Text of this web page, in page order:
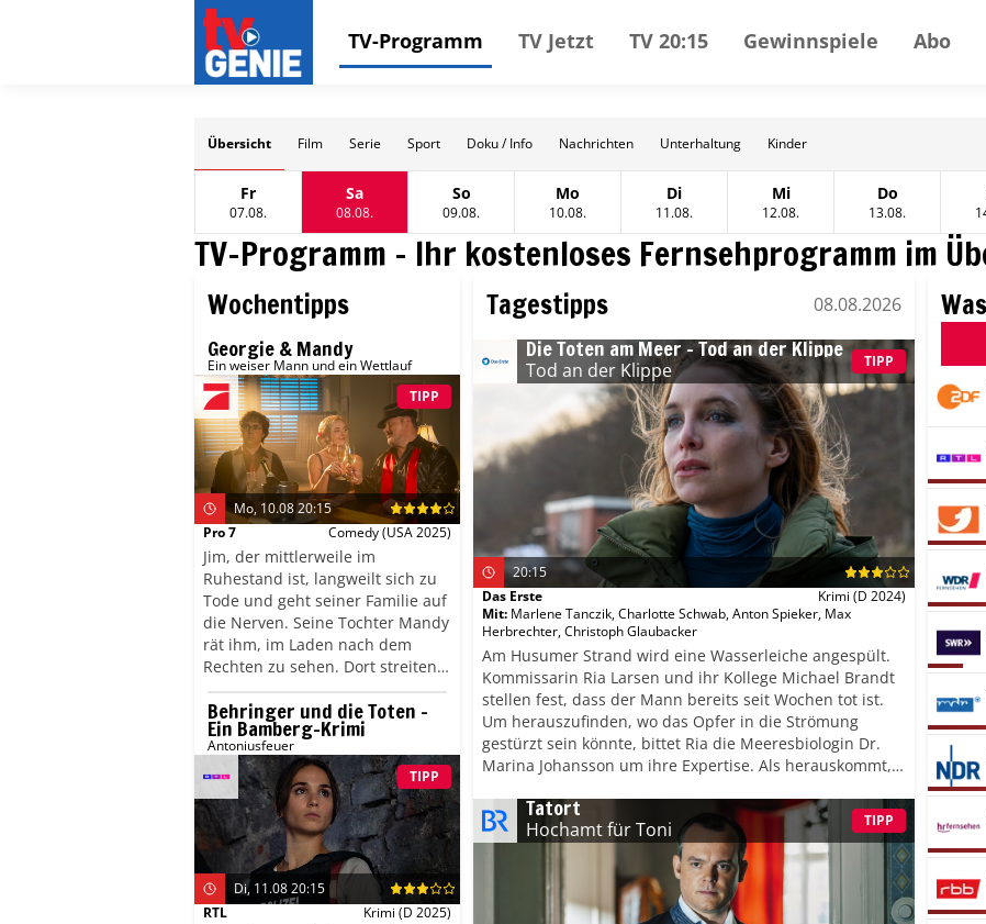
TV-Programm TV Jetzt TV 20:15 Gewinnspiele Abo
Übersicht Film Serie Sport Doku / Info Nachrichten Unterhaltung Kinder
Freitag, 07 August
Fr
07.08. Samstag, 08 August
Sa
08.08. Sonntag, 09 August
So
09.08. Montag, 10 August
Mo
10.08. Dienstag, 11 August
Di
11.08. Mittwoch, 12 August
Mi
12.08. Donnerstag,
Do
13.08.
TV-Programm - Ihr kostenloses Fernsehprogramm im
Wochentipps
Georgie & Mandy
Ein weiser Mann und ein Wettlauf
TIPP
Mo, 10.08 20:15
Pro 7
Comedy (USA 2025)
Jim, der mittlerweile im
Ruhestand ist, langweilt sich zu
Tode und geht seiner Familie auf
die Nerven. Seine Tochter Mandy
rät ihm, im Laden nach dem
Rechten zu sehen. Dort streiten
Georgie und Ruben über die
richtige Strategie: Ruben will
sparen, Georgie investieren. Ob
die frischgebackenen Partner mit
Jims Hilfe einen Kompromiss
finden werden?
Behringer und die Toten –
Ein Bamberg-Krimi
Antoniusfeuer
TIPP
Di, 11.08 20:15
RTL
Krimi (D 2025)
Tagestipps
Samstag, 08 August 08.08.2026
Die Toten am Meer – Tod an der Klippe
Tod an der Klippe TIPP
20:15
Das Erste
Krimi (D 2024)
Mit: Marlene Tanczik,Charlotte Schwab,Anton Spieker, Max
Herbrechter,Christoph Glaubacker
Am Husumer Strand wird eine Wasserleiche angespült.
Kommissarin Ria Larsen und ihr Kollege Michael Brandt
stellen fest, dass der Mann bereits seit Wochen tot ist.
Um herauszufinden, wo das Opfer in die Strömung
gestürzt sein könnte, bittet Ria die Meeresbiologin Dr.
Marina Johansson um ihre Expertise. Als herauskommt,
selbst ins Visier der Ermittler.
Tatort
Hochamt für Toni TIPP